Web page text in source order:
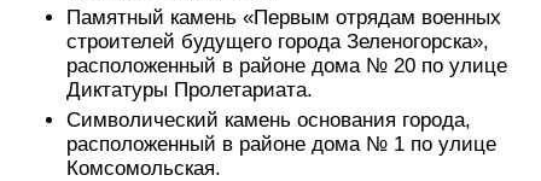
Памятный камень «Первым отрядам военных
строителей будущего города Зеленогорска»,
расположенный в районе дома № 20 по улице
Диктатуры Пролетариата.
Символический камень основания города,
расположенный в районе дома № 1 по улице
Комсомольская.